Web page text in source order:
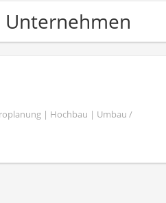
Unternehmen
| Hochbau | Umbau /